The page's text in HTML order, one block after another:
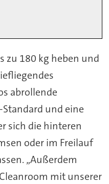
zu 180 kg heben und
abrollende
und eine
sich die hinteren
oder im Freilauf
„Außerdem
mit unserer